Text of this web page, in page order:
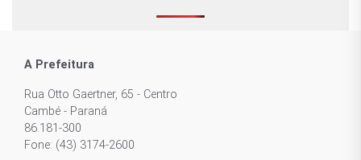
A Prefeitura
Rua Otto Gaertner, 65 - Centro
Cambé - Paraná
86.181-300
Fone: (43) 3174-2600